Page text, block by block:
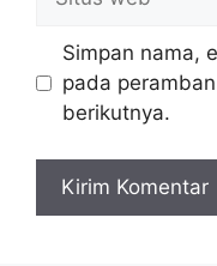
web
Simpan nama,
pada
berikutnya.